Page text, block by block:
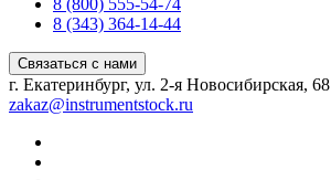
8 (343) 364-14-44
Связаться с нами
г. Екатеринбург, ул. 2-я Новосибирская, 68
zakaz@instrumentstock.ru